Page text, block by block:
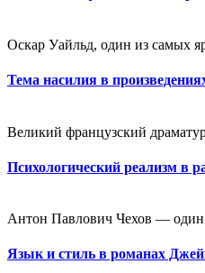
Оскар Уайльд, один из самых
Тема насилия в
Великий французский
Психологический реализм в
Антон Павлович Чехов —
Язык и стиль в романах